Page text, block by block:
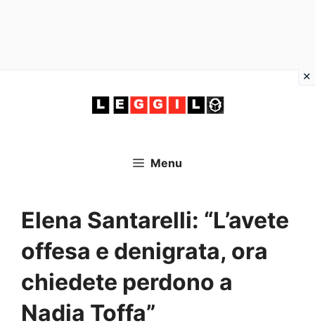
Menu
Elena Santarelli: “L’avete
offesa e denigrata, ora
chiedete perdono a
Nadia Toffa”